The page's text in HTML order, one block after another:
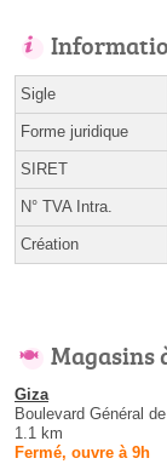
Sigle
Forme juridique
SIRET
N° TVA Intra.
Création
Magasins
Giza
Boulevard Général
1.1 km
Fermé, ouvre à 9h